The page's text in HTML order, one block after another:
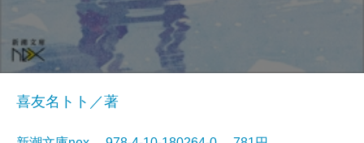
喜友名トト／著